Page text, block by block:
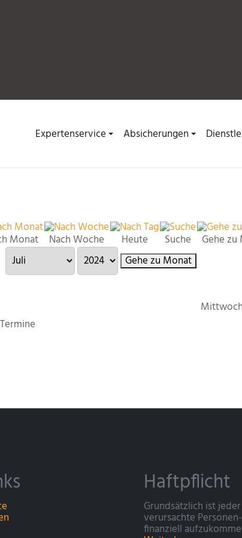
for results.
Expertenservice Absicherungen
Monat Nach Woche Heute Suche
Gehe
Gehe zu Monat
Haftpflicht
Grundsätzlich ist
verursachte
finanziell